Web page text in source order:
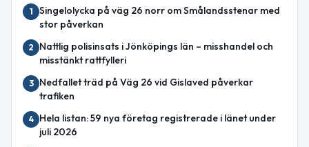
1
Singelolycka på väg 26 norr om Smålandsstenar med
stor påverkan
2
Nattlig polisinsats i Jönköpings län – misshandel och
misstänkt rattfylleri
3
Nedfallet träd på Väg 26 vid Gislaved påverkar
trafiken
4
Hela listan: 59 nya företag registrerade i länet under
juli 2026